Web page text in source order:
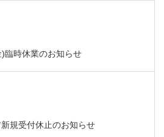
時休業のお知らせ
規受付休止のお知らせ